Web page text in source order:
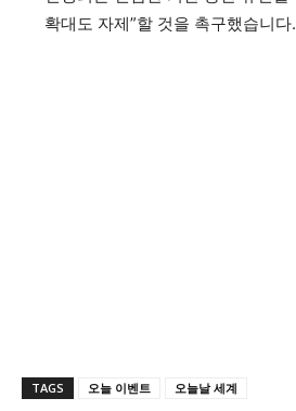
확대도 자제”할 것을 촉구했습니다.
TAGS 오늘 이벤트 오늘날 세계